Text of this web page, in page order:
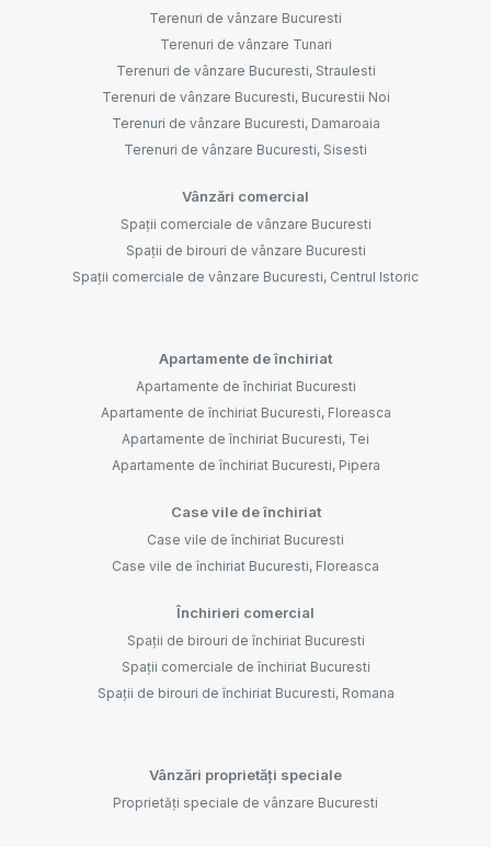
Terenuri de vânzare Bucuresti
Terenuri de vânzare Tunari
Terenuri de vânzare Bucuresti, Straulesti
Terenuri de vânzare Bucuresti, Bucurestii Noi
Terenuri de vânzare Bucuresti, Damaroaia
Terenuri de vânzare Bucuresti, Sisesti
Vânzări comercial
Spații comerciale de vânzare Bucuresti
Spații de birouri de vânzare Bucuresti
Spații comerciale de vânzare Bucuresti, Centrul Istoric
Apartamente de închiriat
Apartamente de închiriat Bucuresti
Apartamente de închiriat Bucuresti, Floreasca
Apartamente de închiriat Bucuresti, Tei
Apartamente de închiriat Bucuresti, Pipera
Case vile de închiriat
Case vile de închiriat Bucuresti
Case vile de închiriat Bucuresti, Floreasca
Închirieri comercial
Spații de birouri de închiriat Bucuresti
Spații comerciale de închiriat Bucuresti
Spații de birouri de închiriat Bucuresti, Romana
Vânzări proprietăți speciale
Proprietăți speciale de vânzare Bucuresti